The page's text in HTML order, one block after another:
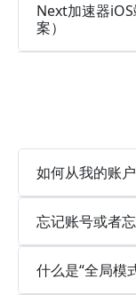
Next加速器
案）
如何从我的账
忘记账号或者
什么是“全局模